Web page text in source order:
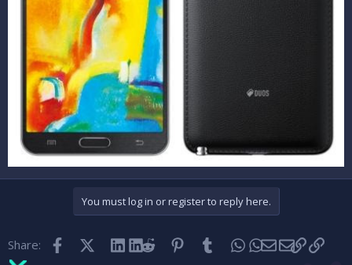
You must log in or register to reply here.
Share: FacebookX (Twitter)LinkedIn
Reddit PinterestTumblr WhatsApp
EmailLink